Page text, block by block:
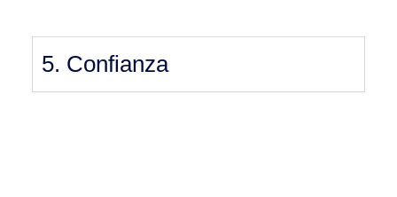
5. Confianza